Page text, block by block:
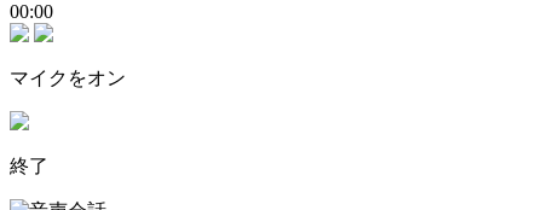
00:00
マイクをオン
終了